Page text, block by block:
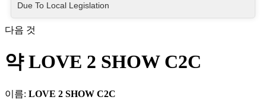
Due To Local Legislation
다음 것
약 LOVE 2 SHOW C2C
이름: LOVE 2 SHOW C2C